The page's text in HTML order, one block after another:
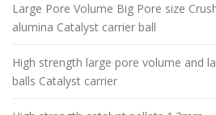
Large Pore Volume Big Pore size
alumina Catalyst carrier ball
High strength large pore volume and
balls Catalyst carrier